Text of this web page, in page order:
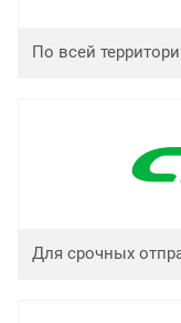
По всей
Для срочных